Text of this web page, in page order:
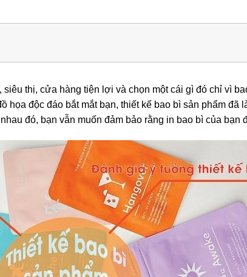
thị, cửa hàng tiện lợi và chọn một cái gì đó chỉ vì
độc đáo bắt mắt bạn, thiết kế bao bì sản phẩm đã
đó, bạn vẫn muốn đảm bảo rằng in bao bì của bạn